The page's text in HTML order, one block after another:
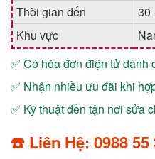
Thời gian đến
30
Khu vực
✅ Có hóa đơn điện tử dành
✅ Nhận nhiều ưu đãi khi
✅ Kỹ thuật đến tận nơi sửa
☎️ Liên Hệ: 0988 55